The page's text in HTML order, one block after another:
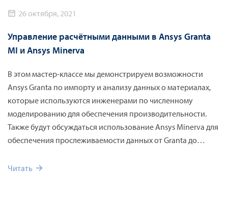
26 октября, 2021
Управление расчётными данными в Ansys Granta
MI и Ansys Minerva
В этом мастер-классе мы демонстрируем возможности
Ansys Granta по импорту и анализу данных о материалах,
которые используются инженерами по численному
моделированию для обеспечения производительности.
Также будут обсуждаться использование Ansys Minerva для
обеспечения прослеживаемости данных от Granta до
Читать